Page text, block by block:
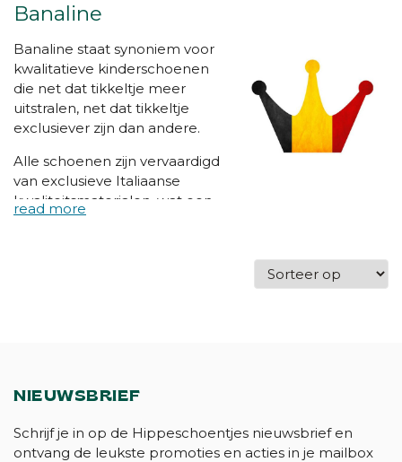
Banaline
Banaline staat synoniem voor
kwalitatieve kinderschoenen
die net dat tikkeltje meer
uitstralen, net dat tikkeltje
exclusiever zijn dan andere.
Alle schoenen zijn vervaardigd
van exclusieve Italiaanse
kwaliteitsmaterialen, wat een
hoogwaardige kwaliteit en
NIEUWSBRIEF
Schrijf je in op de Hippeschoentjes nieuwsbrief en
ontvang de leukste promoties en acties in je mailbox